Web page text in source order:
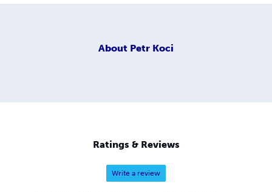
About Petr Koci
Ratings & Reviews
Write a review